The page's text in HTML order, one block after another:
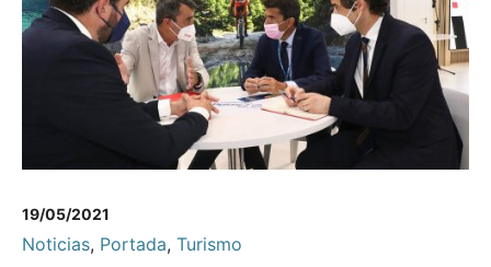
19/05/2021
Noticias, Portada, Turismo